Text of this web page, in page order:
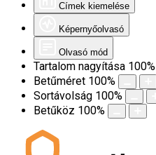
Címek kiemelése
Képernyőolvasó
Olvasó mód
Tartalom nagyítása 100%
Betűméret 100%
Sortávolság 100%
Betűköz 100%